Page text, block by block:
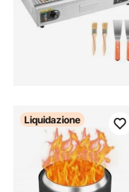
Liquidazione